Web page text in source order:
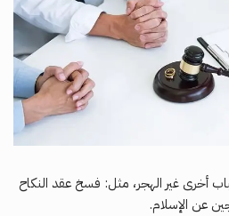
أخرى غير الهجر، مثل: فسخ عقد النكاح
عن الإسلام.